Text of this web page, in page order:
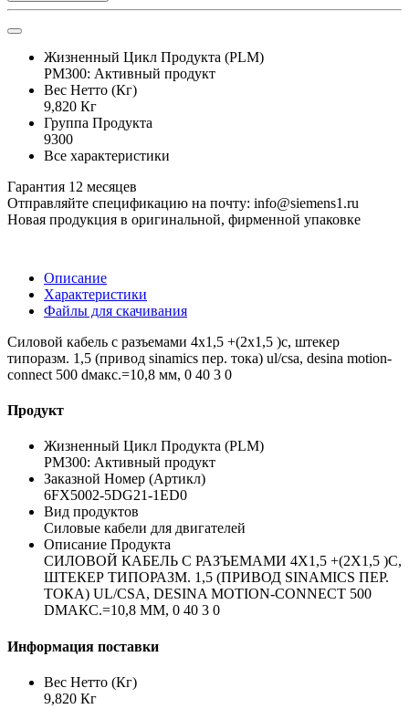
Жизненный Цикл Продукта (PLM)
PM300: Активный продукт
Вес Нетто (Кг)
9,820 Кг
Группа Продукта
9300
Все характеристики
Гарантия 12 месяцев
Отправляйте спецификацию на почту: info@siemens1.ru
Новая продукция в оригинальной, фирменной упаковке
Описание
Характеристики
Файлы для скачивания
Силовой кабель с разъемами 4x1,5 +(2x1,5 )c, штекер
типоразм. 1,5 (привод sinamics пер. тока) ul/csa, desina motion-
connect 500 dмакс.=10,8 мм, 0 40 3 0
Продукт
Жизненный Цикл Продукта (PLM)
PM300: Активный продукт
Заказной Номер (Артикл)
6FX5002-5DG21-1ED0
Вид продуктов
Силовые кабели для двигателей
Описание Продукта
СИЛОВОЙ КАБЕЛЬ С РАЗЪЕМАМИ 4X1,5 +(2X1,5 )C,
ШТЕКЕР ТИПОРАЗМ. 1,5 (ПРИВОД SINAMICS ПЕР.
ТОКА) UL/CSA, DESINA MOTION-CONNECT 500
DМАКС.=10,8 ММ, 0 40 3 0
Информация поставки
Вес Нетто (Кг)
9,820 Кг